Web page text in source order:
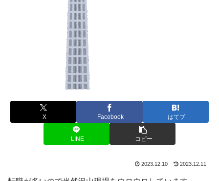
X Facebook はてブ
LINE コピー
2023.12.10 2023.12.11